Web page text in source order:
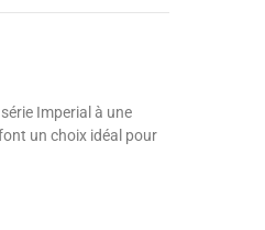
Imperial à une
un choix idéal pour